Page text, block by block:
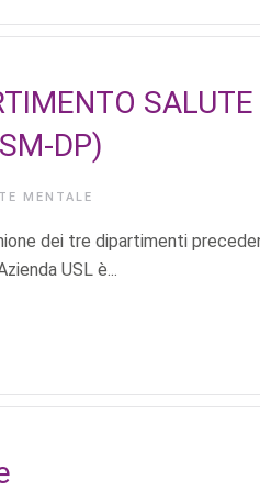
DP)
MENTALE
dei tre dipartimenti
USL è...